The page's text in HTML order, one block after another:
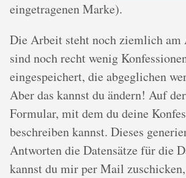
eingetragenen Marke).
Die Arbeit steht noch ziemlich am
sind noch recht wenig
eingespeichert, die abgeglichen
Aber das kannst du ändern! Auf
Formular, mit dem du deine
beschreiben kannst. Dieses
Antworten die Datensätze für die
kannst du mir per Mail